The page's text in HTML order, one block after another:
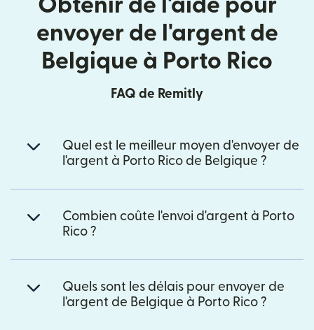
Obtenir de l'aide pour
envoyer de l'argent de
Belgique à Porto Rico
FAQ de Remitly
Quel est le meilleur moyen d'envoyer de
l'argent à Porto Rico de Belgique ?
Combien coûte l'envoi d'argent à Porto
Rico ?
Quels sont les délais pour envoyer de
l'argent de Belgique à Porto Rico ?